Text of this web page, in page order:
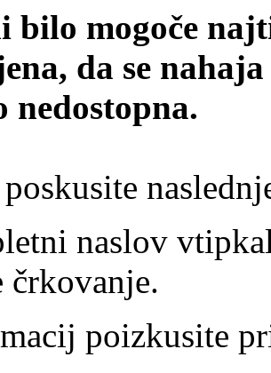
bilo mogoče
da se
nedostopna.
naslov
črkovanje.
poizkusite